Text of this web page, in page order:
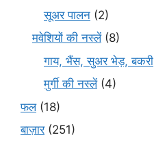
सूअर पालन (2)
मवेशियों की नस्लें(8)
गाय, भैंस, सुअर भेड़, बकरी
मुर्गी की नस्लें(4)
फल(18)
बाज़ार(251)